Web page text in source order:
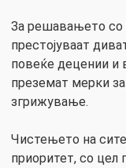
За решавањето со
престојуваат
повеќе децении и
преземат мерки
згрижување.
Чистењето на
приоритет, со цел